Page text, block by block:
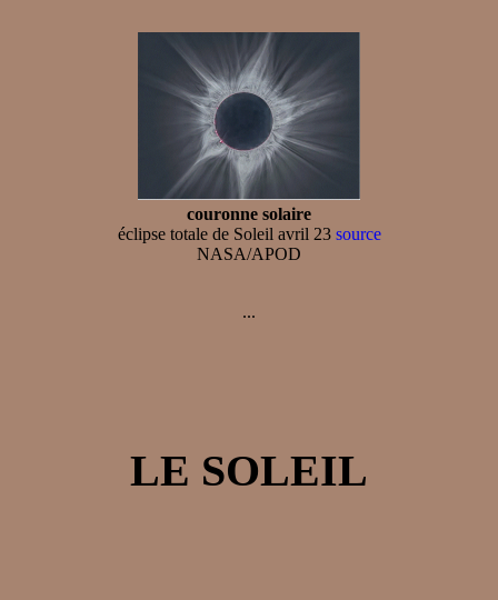
couronne solaire
éclipse totale de Soleil avril 23 source
NASA/APOD
...
LE SOLEIL